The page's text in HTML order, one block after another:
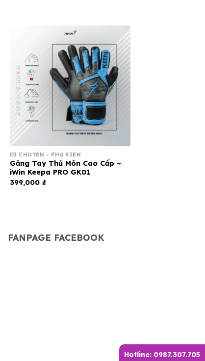
DI CHUYỂN - PHỤ KIỆN
Găng Tay Thủ Môn Cao Cấp –
iWin Keepa PRO GK01
399,000 ₫
FANPAGE FACEBOOK
Hotline: 0987.307.705